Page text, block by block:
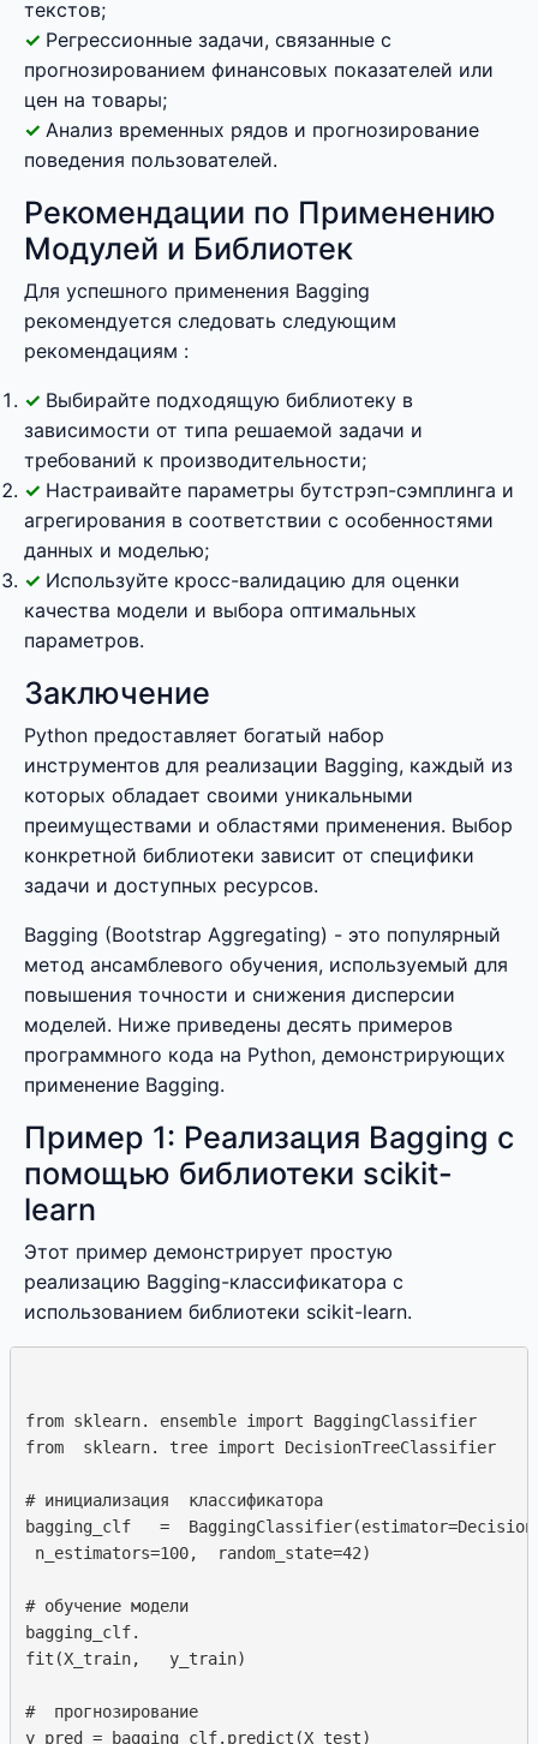
текстов;
Регрессионные задачи, связанные с
прогнозированием финансовых показателей или
цен на товары;
Анализ временных рядов и прогнозирование
поведения пользователей.
Рекомендации по Применению
Модулей и Библиотек
Для успешного применения Bagging
рекомендуется следовать следующим
рекомендациям :
Выбирайте подходящую библиотеку в
зависимости от типа решаемой задачи и
требований к производительности;
Настраивайте параметры бутстрэп-сэмплинга и
агрегирования в соответствии с особенностями
данных и моделью;
Используйте кросс-валидацию для оценки
качества модели и выбора оптимальных
параметров.
Заключение
Python предоставляет богатый набор
инструментов для реализации Bagging, каждый из
которых обладает своими уникальными
преимуществами и областями применения. Выбор
конкретной библиотеки зависит от специфики
задачи и доступных ресурсов.
Bagging (Bootstrap Aggregating) - это популярный
метод ансамблевого обучения, используемый для
повышения точности и снижения дисперсии
моделей. Ниже приведены десять примеров
программного кода на Python, демонстрирующих
применение Bagging.
Пример 1: Реализация Bagging с
помощью библиотеки scikit-
learn
Этот пример демонстрирует простую
реализацию Bagging-классификатора с
использованием библиотеки scikit-learn.
from sklearn. ensemble import BaggingClassifier
from  sklearn. tree import DecisionTreeClassifier
# инициализация  классификатора
bagging_clf   =
n_estimators=100,  random_state=42)
# обучение модели
bagging_clf.
fit(X_train,   y_train)
#  прогнозирование